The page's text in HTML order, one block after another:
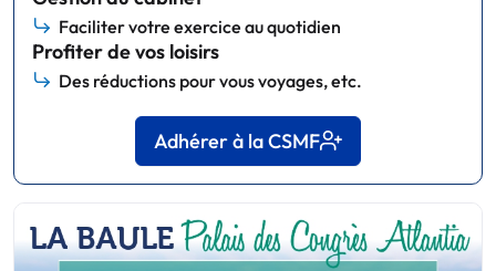
Faciliter votre exercice au quotidien
Profiter de vos loisirs
Des réductions pour vous voyages, etc.
Adhérer à la CSMF